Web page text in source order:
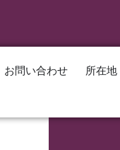
お問い合わせ 所在地